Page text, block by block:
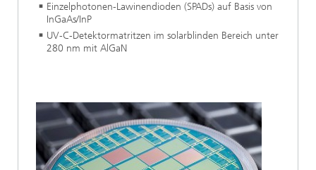
Einzelphotonen-Lawinendioden (SPADs) auf Basis von
InGaAs/InP
UV-C-Detektormatritzen im solarblinden Bereich unter
280 nm mit AlGaN